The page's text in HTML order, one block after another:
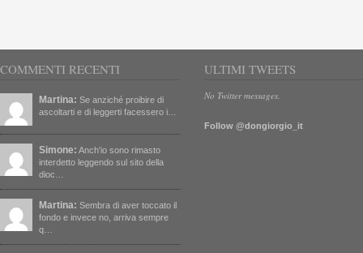
COMMENTI RECENTI
Martina: Se anziché proibire di
ascoltarti e di leggerti facessero i…
Simone: Anch'io sono rimasto
interdetto leggendo sul sito della
dioc…
Martina: Sembra di aver toccato il
fondo e invece no, arriva sempre
q…
ULTIMI TWEETS
No Twitter messages.
Follow @dongiorgio_it